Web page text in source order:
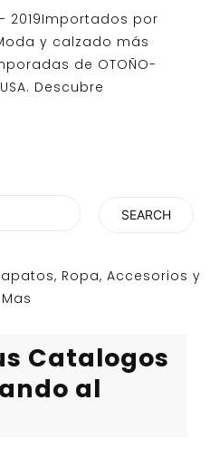
2019Importados por
y calzado más
de OTOÑO-
Descubre
Ropa, Accesorios y
Mas
Catalogos
al